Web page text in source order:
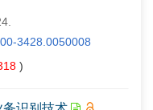
3428.0050008
)